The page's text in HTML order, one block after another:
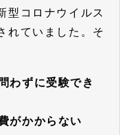
型コロナウイルス
れていました。そ
わずに受験でき
がかからない